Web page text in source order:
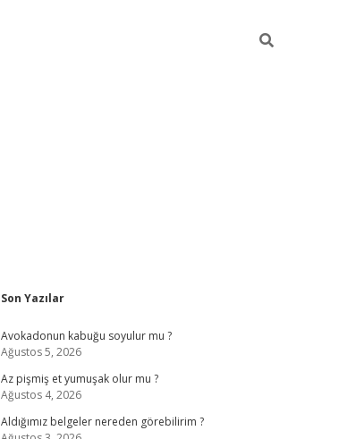
Sidebar
Son Yazılar
Avokadonun kabuğu soyulur mu ?
Ağustos 5, 2026
Az pişmiş et yumuşak olur mu ?
Ağustos 4, 2026
Aldığımız belgeler nereden görebilirim ?